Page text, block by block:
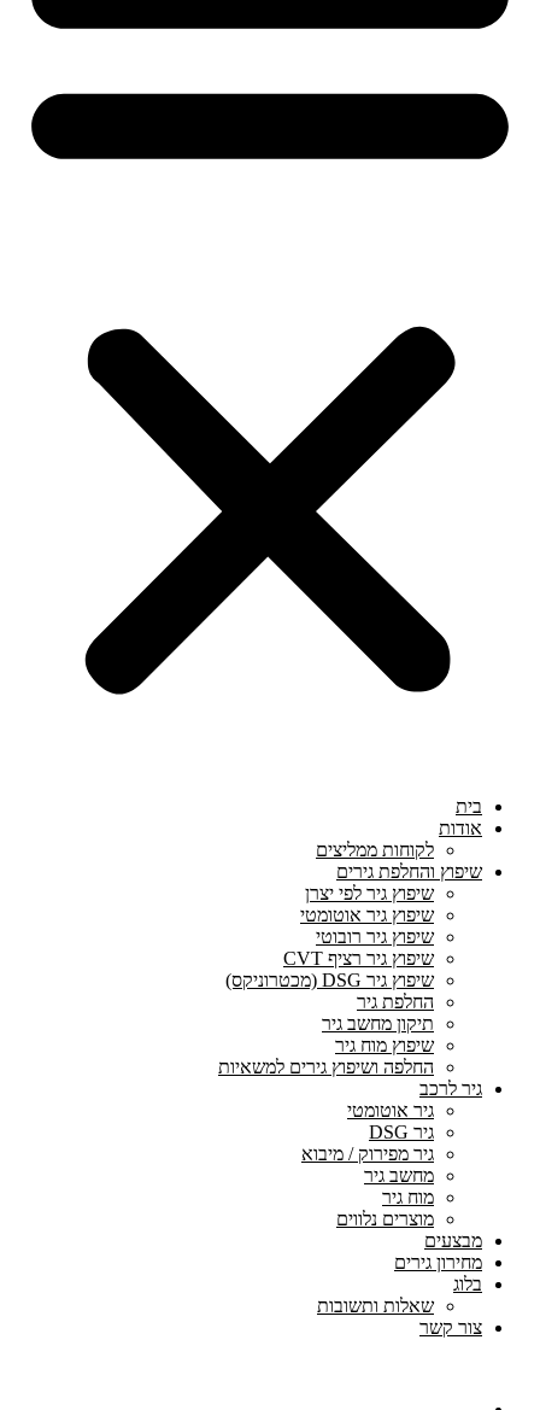
בית
אודות
לקוחות ממליצים
שיפוץ והחלפת גירים
שיפוץ גיר לפי יצרן
שיפוץ גיר אוטומטי
שיפוץ גיר רובוטי
שיפוץ גיר רציף CVT
שיפוץ גיר DSG (מכטרוניקס)
החלפת גיר
תיקון מחשב גיר
שיפוץ מוח גיר
החלפה ושיפוץ גירים למשאיות
גיר לרכב
גיר אוטומטי
גיר DSG
גיר מפירוק / מיבוא
מחשב גיר
מוח גיר
מוצרים נלווים
מבצעים
מחירון גירים
בלוג
שאלות ותשובות
צור קשר